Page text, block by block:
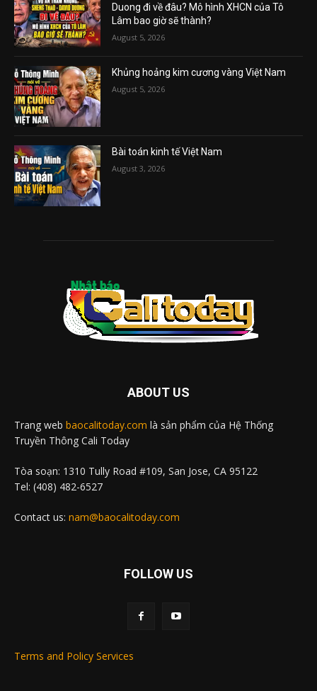
Duong đi về đâu? Mô hình XHCN của Tô
Lâm bao giờ sẽ thành?
August 5, 2026
Khủng hoảng kim cương vàng Việt Nam
August 5, 2026
Bài toán kinh tế Việt Nam
August 3, 2026
ABOUT US
Trang web baocalitoday.com là sản phẩm của Hệ Thống
Truyền Thông Cali Today
Tòa soạn: 1310 Tully Road #109, San Jose, CA 95122
Tel: (408) 482-6527
Contact us: nam@baocalitoday.com
FOLLOW US
Terms and Policy Services